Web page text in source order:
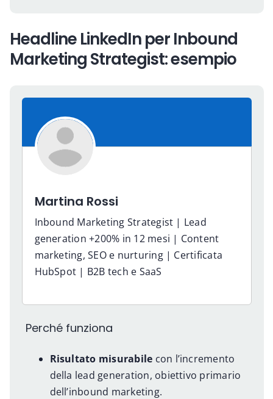
Headline LinkedIn per Inbound
Marketing Strategist: esempio
Martina Rossi
Inbound Marketing Strategist | Lead
generation +200% in 12 mesi | Content
marketing, SEO e nurturing | Certificata
HubSpot | B2B tech e SaaS
Perché funziona
Risultato misurabile con l’incremento
della lead generation, obiettivo primario
dell’inbound marketing.